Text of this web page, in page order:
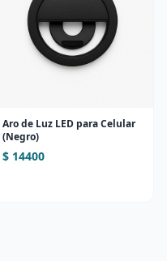
Aro de Luz LED para Celular
(Negro)
$ 14400